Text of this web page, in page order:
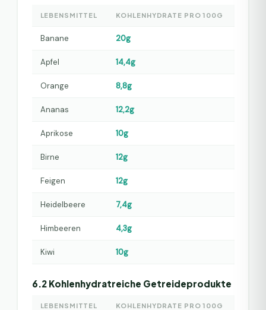
LEBENSMITTEL KOHLENHYDRATE PRO 100G
Banane 20g
Apfel 14,4g
Orange 8,8g
Ananas 12,2g
Aprikose 10g
Birne 12g
Feigen 12g
Heidelbeere 7,4g
Himbeeren 4,3g
Kiwi 10g
6.2 Kohlenhydratreiche Getreideprodukte
LEBENSMITTEL KOHLENHYDRATE PRO 100G